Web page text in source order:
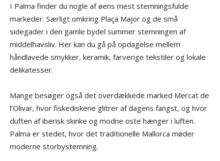
I Palma finder du nogle af øens mest stemningsfulde
markeder. Særligt omkring Plaça Major og de små
sidegader i den gamle bydel summer stemningen af
middelhavsliv. Her kan du gå på opdagelse mellem
håndlavede smykker, keramik, farverige tekstiler og lokale
delikatesser.
Mange besøger også det overdækkede marked Mercat de
l’Olivar, hvor fiskediskene glitrer af dagens fangst, og hvor
duften af iberisk skinke og modne oste hænger i luften.
Palma er stedet, hvor det traditionelle Mallorca møder
moderne storbystemning.